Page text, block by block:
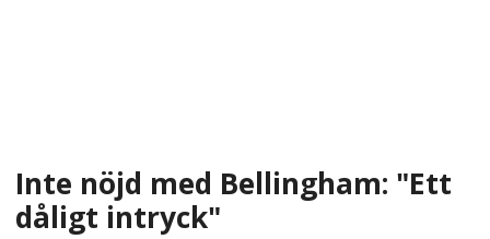
Inte nöjd med Bellingham: "Ett
dåligt intryck"